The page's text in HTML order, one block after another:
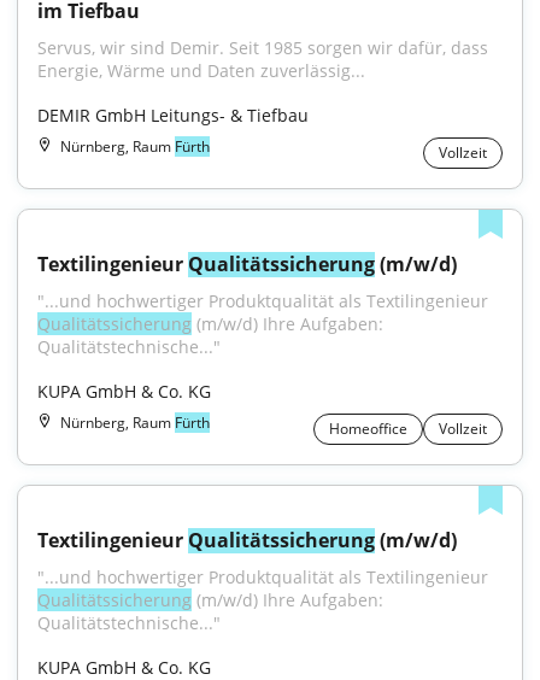
im Tiefbau
Servus, wir sind Demir. Seit 1985 sorgen wir dafür, dass
Energie, Wärme und Daten zuverlässig...
DEMIR GmbH Leitungs- & Tiefbau
Nürnberg, Raum Fürth Vollzeit
Textilingenieur Qualitätssicherung (m/w/d)
Qualitätssicherung (m/w/d) Ihre Aufgaben:
Qualitätstechnische..."
KUPA GmbH & Co. KG
Nürnberg, Raum Fürth Homeoffice Vollzeit
Textilingenieur Qualitätssicherung (m/w/d)
Qualitätssicherung (m/w/d) Ihre Aufgaben:
Qualitätstechnische..."
KUPA GmbH & Co. KG